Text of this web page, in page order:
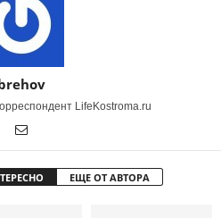
LifeKostroma.ru
ЕЩЕ ОТ АВТОРА